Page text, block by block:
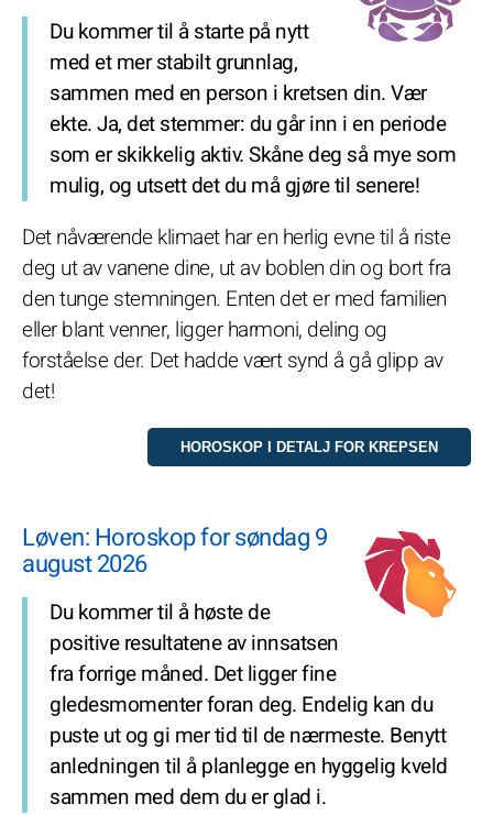
Du kommer til å starte på nytt
med et mer stabilt grunnlag,
sammen med en person i kretsen din. Vær
ekte. Ja, det stemmer: du går inn i en periode
som er skikkelig aktiv. Skåne deg så mye som
mulig, og utsett det du må gjøre til senere!
Det nåværende klimaet har en herlig evne til å riste
deg ut av vanene dine, ut av boblen din og bort fra
den tunge stemningen. Enten det er med familien
eller blant venner, ligger harmoni, deling og
forståelse der. Det hadde vært synd å gå glipp av
det!
Løven: Horoskop for søndag 9
august 2026
Du kommer til å høste de
positive resultatene av innsatsen
fra forrige måned. Det ligger fine
gledesmomenter foran deg. Endelig kan du
puste ut og gi mer tid til de nærmeste. Benytt
anledningen til å planlegge en hyggelig kveld
sammen med dem du er glad i.